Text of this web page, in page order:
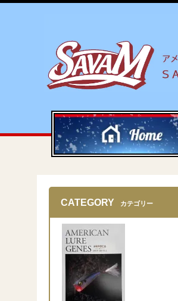
CATEGORY カテゴリー